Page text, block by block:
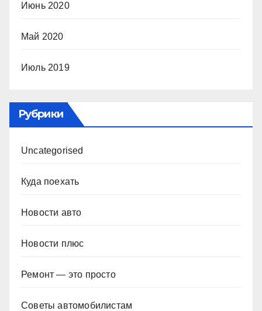
Июнь 2020
Май 2020
Июль 2019
Рубрики
Uncategorised
Куда поехать
Новости авто
Новости плюс
Ремонт — это просто
Советы автомобилистам